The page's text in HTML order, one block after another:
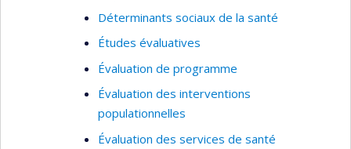
Déterminants sociaux de la santé
Études évaluatives
Évaluation de programme
Évaluation des interventions
populationnelles
Évaluation des services de santé